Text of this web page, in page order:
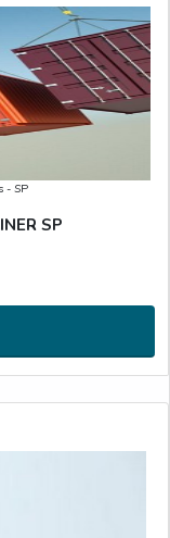
- SP
SP